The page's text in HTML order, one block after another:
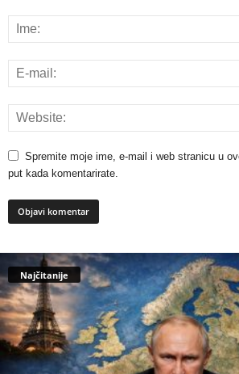
Spremite moje ime, e-mail i web stranicu u
put kada komentarirate.
Najčitanije